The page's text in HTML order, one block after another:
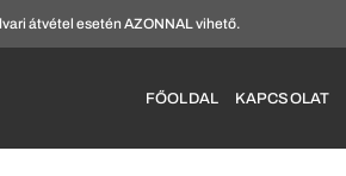
átvétel esetén AZONNAL vihető.
FŐOLDAL KAPCSOLAT